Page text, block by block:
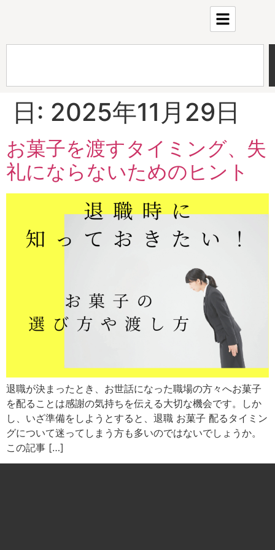
日: 2025年11月29日
お菓子を渡すタイミング、失
礼にならないためのヒント
退職が決まったとき、お世話になった職場の方々へお菓子
を配ることは感謝の気持ちを伝える大切な機会です。しか
し、いざ準備をしようとすると、退職 お菓子 配るタイミン
グについて迷ってしまう方も多いのではないでしょうか。
この記事 […]